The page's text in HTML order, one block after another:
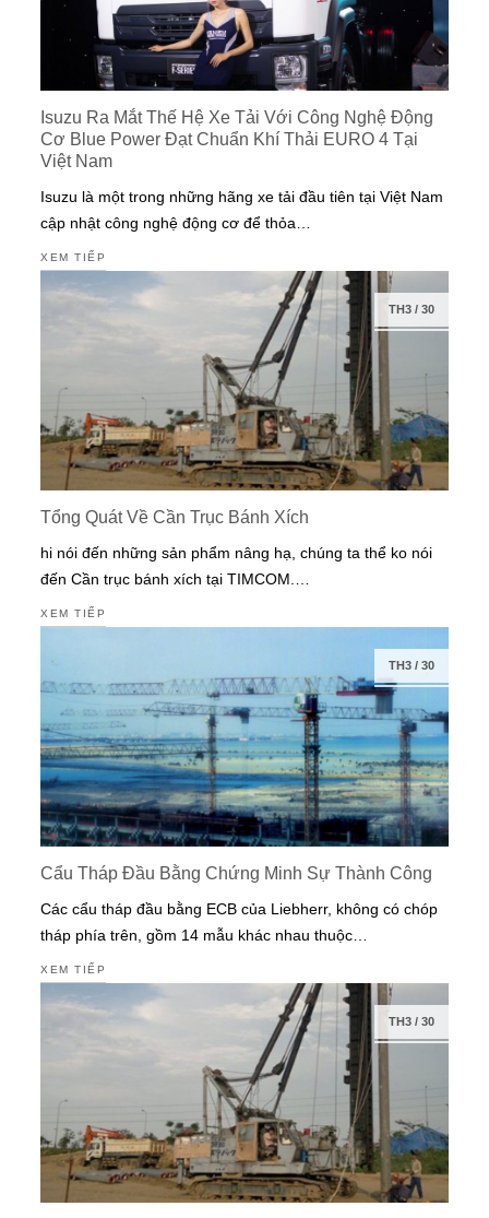
Isuzu Ra Mắt Thế Hệ Xe Tải Với Công Nghệ Động
Cơ Blue Power Đạt Chuẩn Khí Thải EURO 4 Tại
Việt Nam
Isuzu là một trong những hãng xe tải đầu tiên tại Việt Nam
cập nhật công nghệ động cơ để thỏa…
XEM TIẾP
TH3/ 30
Tổng Quát Về Cần Trục Bánh Xích
hi nói đến những sản phẩm nâng hạ, chúng ta thể ko nói
đến Cần trục bánh xích tại TIMCOM.…
XEM TIẾP
TH3/ 30
Cẩu Tháp Đầu Bằng Chứng Minh Sự Thành Công
Các cẩu tháp đầu bằng ECB của Liebherr, không có chóp
tháp phía trên, gồm 14 mẫu khác nhau thuộc…
XEM TIẾP
TH3/ 30